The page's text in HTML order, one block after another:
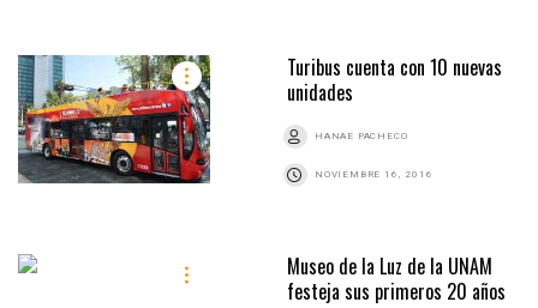
Turibus cuenta con 10 nuevas
unidades
HANAE PACHECO
NOVIEMBRE 16, 2016
Museo de la Luz de la UNAM
festeja sus primeros 20 años